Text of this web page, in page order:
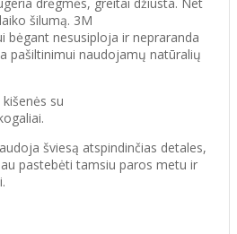
šilumą. 3M
bėgant nesusiploja ir nepraranda
pašiltinimui naudojamų natūralių
su
šviesą atspindinčias detales,
pastebėti tamsiu paros metu ir